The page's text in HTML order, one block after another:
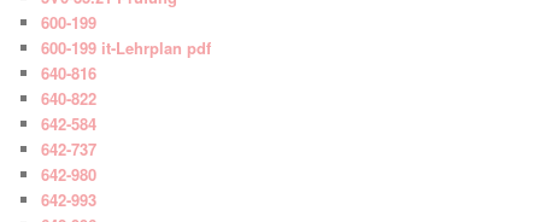
600-199
600-199 it-Lehrplan pdf
640-816
640-822
642-584
642-737
642-980
642-993